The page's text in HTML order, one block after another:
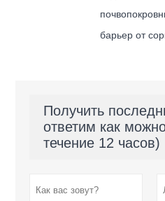
барьер от
Получить
ответим как
течение 12 часов)